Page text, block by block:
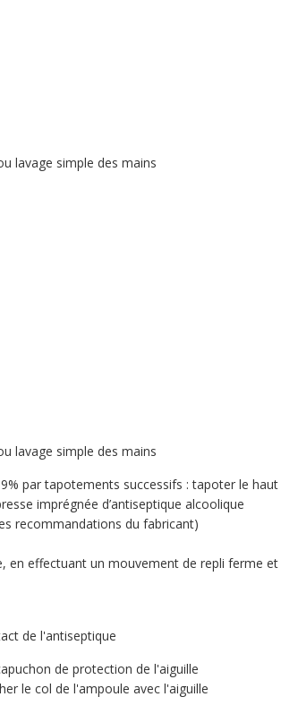
lavage simple des mains
lavage simple des mains
par tapotements successifs : tapoter le
imprégnée d’antiseptique alcoolique
recommandations du fabricant)
en effectuant un mouvement de repli ferme
de l'antiseptique
de protection de l'aiguille
le col de l'ampoule avec l'aiguille